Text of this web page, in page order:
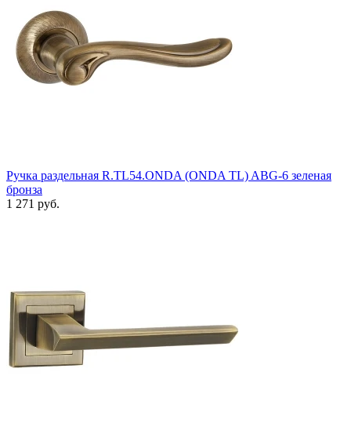
Ручка раздельная R.TL54.ONDA (ONDA TL) ABG-6 зеленая
бронза
1 271 руб.